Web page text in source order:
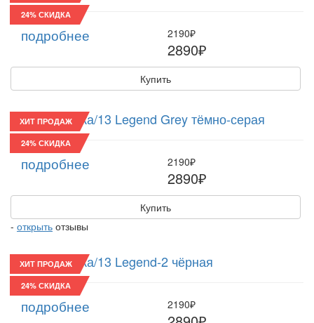
24% СКИДКА
подробнее 2190₽
2890₽
Купить
ХИТ ПРОДАЖ
24% СКИДКА
Восьмиклинка/13 Legend Grey тёмно-серая
подробнее 2190₽
2890₽
Купить
- открыть отзывы
ХИТ ПРОДАЖ
24% СКИДКА
Восьмиклинка/13 Legend-2 чёрная
подробнее 2190₽